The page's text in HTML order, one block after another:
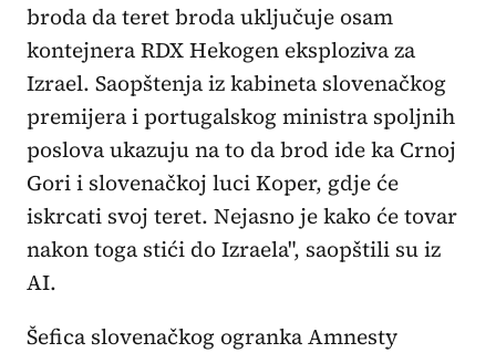
broda da teret broda uključuje osam
kontejnera RDX Hekogen eksploziva za
Izrael. Saopštenja iz kabineta slovenačkog
premijera i portugalskog ministra spoljnih
poslova ukazuju na to da brod ide ka Crnoj
Gori i slovenačkoj luci Koper, gdje će
iskrcati svoj teret. Nejasno je kako će tovar
nakon toga stići do Izraela", saopštili su iz
AI.
Šefica slovenačkog ogranka Amnesty